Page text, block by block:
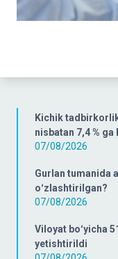
Kichik
nisbatan 7,4 %
07/08/2026
Gurlan tumanida
oʻzlashtirilgan?
07/08/2026
Viloyat boʻyicha
yetishtirildi